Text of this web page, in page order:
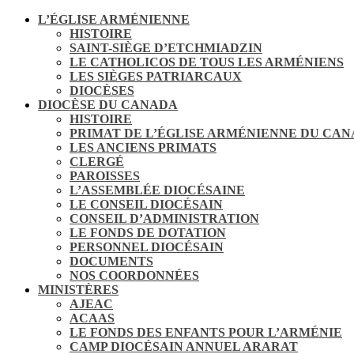
L’ÉGLISE ARMÉNIENNE
HISTOIRE
SAINT-SIÈGE D’ETCHMIADZIN
LE CATHOLICOS DE TOUS LES ARMÉNIENS
LES SIÈGES PATRIARCAUX
DIOCÈSES
DIOCÈSE DU CANADA
HISTOIRE
PRIMAT DE L’ÉGLISE ARMÉNIENNE DU
LES ANCIENS PRIMATS
CLERGÉ
PAROISSES
L’ASSEMBLÉE DIOCÉSAINE
LE CONSEIL DIOCÉSAIN
CONSEIL D’ADMINISTRATION
LE FONDS DE DOTATION
PERSONNEL DIOCÉSAIN
DOCUMENTS
NOS COORDONNÉES
MINISTÈRES
AJEAC
ACAAS
LE FONDS DES ENFANTS POUR L’ARMÉNIE
CAMP DIOCÉSAIN ANNUEL ARARAT